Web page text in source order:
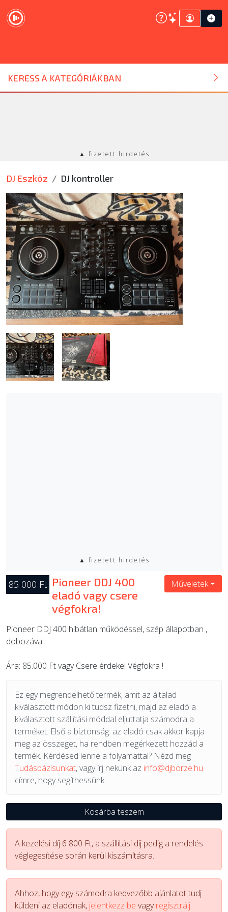
KERESS A KATEGÓRIÁKBAN
DJ ESZKÖZ
HANGTECHNIKA
SZOLGÁLTATÁSOK
ÚJ TERMÉKEK
▲ fizetett hirdetés
DJ Eszköz DJ kontroller
▲ fizetett hirdetés
85 000 Ft Pioneer DDJ 400
eladó vagy csere
végfokra!
Műveletek
Pioneer DDJ 400 hibátlan működéssel, szép állapotban ,
dobozával
Ára: 85.000 Ft vagy Csere érdekel Végfokra !
Ez egy megrendelhető termék, amit az általad
kiválasztott módon ki tudsz fizetni, majd az eladó a
kiválasztott szállítási móddal eljuttatja számodra a
terméket. Első a biztonság: az eladó csak akkor kapja
meg az összeget, ha rendben megérkezett hozzád a
termék. Kérdésed lenne a folyamattal? Nézd meg
Tudásbázisunkat, vagy írj nekünk az info@djborze.hu
címre, hogy segíthessünk.
Kosárba teszem
A kezelési díj 6 800 Ft, a szállítási díj pedig a rendelés
véglegesítése során kerül kiszámításra.
Ahhoz, hogy egy számodra kedvezőbb ajánlatot tudj
küldeni az eladónak, jelentkezz be vagyregisztrálj.